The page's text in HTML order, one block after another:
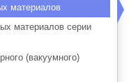
материалов
материалов серии
(вакуумного)